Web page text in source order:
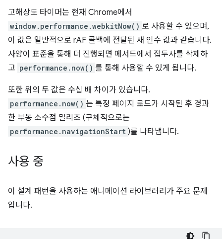
고해상도 타이머는 현재 Chrome에서
window.performance.webkitNow() 로 사용할 수 있으며,
이 값은 일반적으로 rAF 콜백에 전달된 새 인수 값과 같습니다.
사양이 표준을 통해 더 진행되면 메서드에서 접두사를 삭제하
고 performance.now() 를 통해 사용할 수 있게 됩니다.
또한 위의 두 값은 수십 배 차이가 있습니다.
performance.now() 는 특정 페이지 로드가 시작된 후 경과
한 부동 소수점 밀리초 (구체적으로는
performance.navigationStart )를 나타냅니다.
사용 중
이 설계 패턴을 사용하는 애니메이션 라이브러리가 주요 문제
입니다.